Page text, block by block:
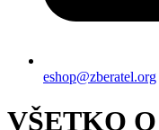
eshop@zberatel.org
VŠETKO